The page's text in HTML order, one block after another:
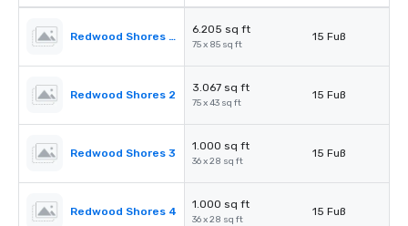
Redwood Shores Ballroom
6.205 sq ft
75 x 85 sq ft
15 Fuß
Redwood Shores 2
3.067 sq ft
75 x 43 sq ft
15 Fuß
Redwood Shores 3
1.000 sq ft
36 x 28 sq ft
15 Fuß
Redwood Shores 4
1.000 sq ft
36 x 28 sq ft
15 Fuß